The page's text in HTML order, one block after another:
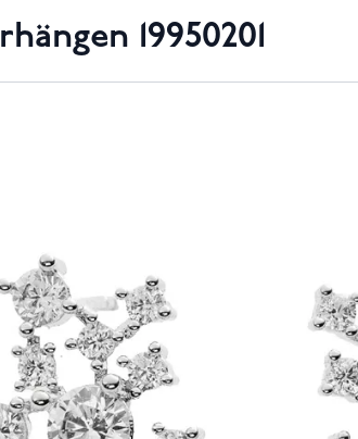
19950201